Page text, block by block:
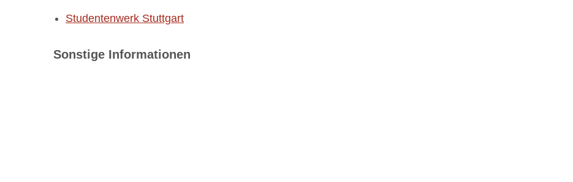
Studentenwerk Stuttgart
Sonstige Informationen